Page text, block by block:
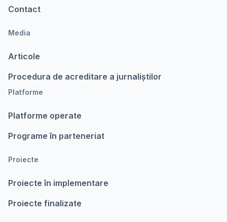
Contact
Media
Articole
Procedura de acreditare a jurnaliștilor
Platforme
Platforme operate
Programe în parteneriat
Proiecte
Proiecte în implementare
Proiecte finalizate